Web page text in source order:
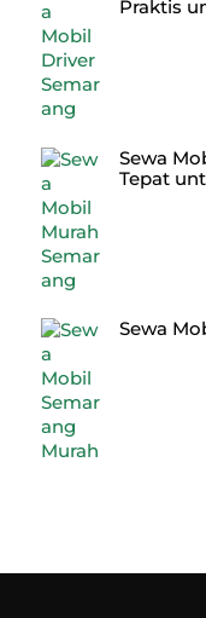
Praktis
Sewa
Tepat
Sewa